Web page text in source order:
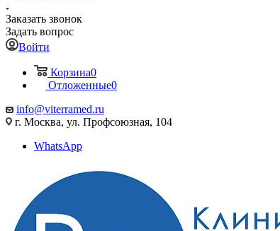
Заказать звонок
Задать вопрос
Войти
Корзина0
Отложенные0
info@viterramed.ru
г. Москва, ул. Профсоюзная, 104
WhatsApp